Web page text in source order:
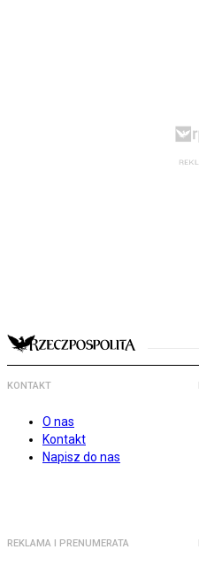
KONTAKT
O nas
Kontakt
Napisz do nas
REKLAMA I PRENUMERATA